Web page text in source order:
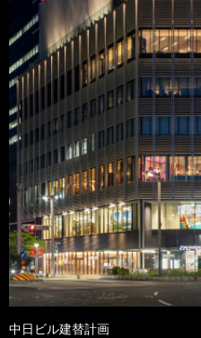
中日ビル建替計画